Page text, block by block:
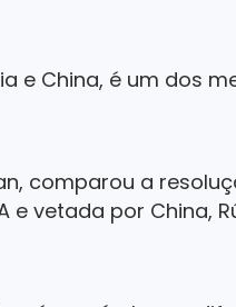
e China, é um dos
comparou a
e vetada por China,